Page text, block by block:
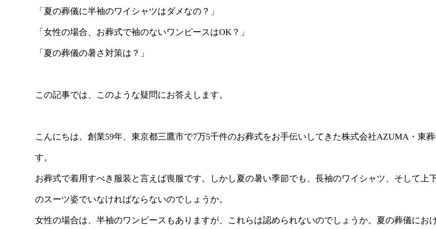
「夏の葬儀に半袖のワイシャツはダメなの？」
「女性の場合、お葬式で袖のないワンピースはOK？」
「夏の葬儀の暑さ対策は？」
この記事では、このような疑問にお答えします。
こんにちは。創業59年、東京都三鷹市で7万5千件のお葬式をお手伝いしてきた株式会社AZUMA・東
す。
お葬式で着用すべき服装と言えば喪服です。しかし夏の暑い季節でも、長袖のワイシャツ、そして上
のスーツ姿でいなければならないのでしょうか。
女性の場合は、半袖のワンピースもありますが、これらは認められないのでしょうか。夏の葬儀にお